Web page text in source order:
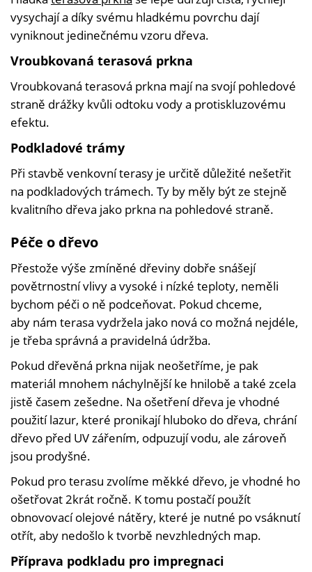
vysychají a díky svému hladkému povrchu dají
vyniknout jedinečnému vzoru dřeva.
Vroubkovaná terasová prkna
Vroubkovaná terasová prkna mají na svojí pohledové
straně drážky kvůli odtoku vody a protiskluzovému
efektu.
Podkladové trámy
Při stavbě venkovní terasy je určitě důležité nešetřit
na podkladových trámech. Ty by měly být ze stejně
kvalitního dřeva jako prkna na pohledové straně.
Péče o dřevo
Přestože výše zmíněné dřeviny dobře snášejí
povětrnostní vlivy a vysoké i nízké teploty, neměli
bychom péči o ně podceňovat. Pokud chceme,
aby nám terasa vydržela jako nová co možná nejdéle,
je třeba správná a pravidelná údržba.
Pokud dřevěná prkna nijak neošetříme, je pak
materiál mnohem náchylnější ke hnilobě a také zcela
jistě časem zešedne. Na ošetření dřeva je vhodné
použití lazur, které pronikají hluboko do dřeva, chrání
dřevo před UV zářením, odpuzují vodu, ale zároveň
jsou prodyšné.
Pokud pro terasu zvolíme měkké dřevo, je vhodné ho
ošetřovat 2krát ročně. K tomu postačí použít
obnovovací olejové nátěry, které je nutné po vsáknutí
otřít, aby nedošlo k tvorbě nevzhledných map.
Příprava podkladu pro impregnaci